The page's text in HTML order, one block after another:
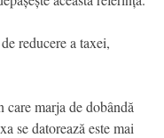
reducere a taxei,
marja de dobândă
se datorează este mai